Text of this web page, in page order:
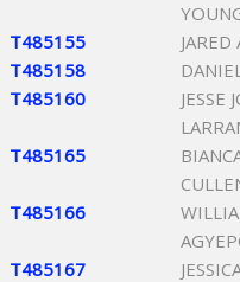
T485155
T485158
T485160
JESSE
T485165
T485166
T485167